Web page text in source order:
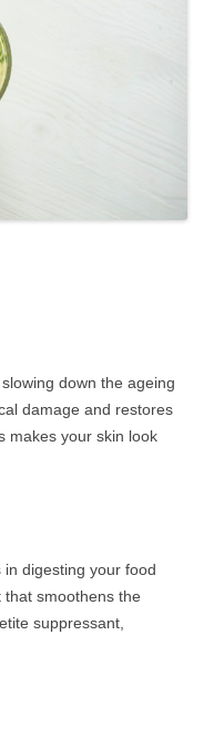
down the ageing
damage and restores
makes your skin look
digesting your food
smoothens the
suppressant,